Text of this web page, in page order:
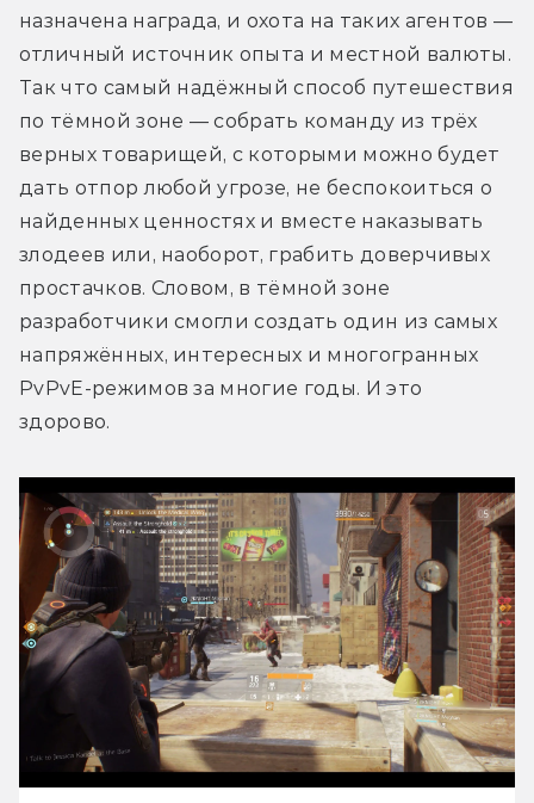
назначена награда, и охота на таких агентов —
отличный источник опыта и местной валюты.
Так что самый надёжный способ путешествия
по тёмной зоне — собрать команду из трёх
верных товарищей, с которыми можно будет
дать отпор любой угрозе, не беспокоиться о
найденных ценностях и вместе наказывать
злодеев или, наоборот, грабить доверчивых
простачков. Словом, в тёмной зоне
разработчики смогли создать один из самых
напряжённых, интересных и многогранных
PvPvE-режимов за многие годы. И это
здорово.